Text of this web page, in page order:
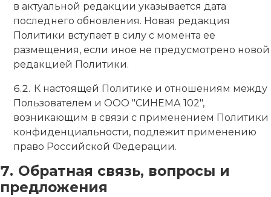
в актуальной редакции указывается дата
последнего обновления. Новая редакция
Политики вступает в силу с момента ее
размещения, если иное не предусмотрено новой
редакцией Политики.
К настоящей Политике и отношениям между
Пользователем и ООО "СИНЕМА 102",
возникающим в связи с применением Политики
конфиденциальности, подлежит применению
право Российской Федерации.
Обратная связь, вопросы и
предложения